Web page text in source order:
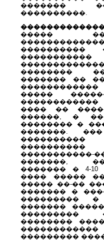
�������
����������.
�����
����������
��������
������� ��
�����
���� ��
������, �
�������� �
�������.
����������
�����������-
�������,
������� � 4-
���� �����
����� ��-��
������� �
��������� �
�������
���������
��������
���������